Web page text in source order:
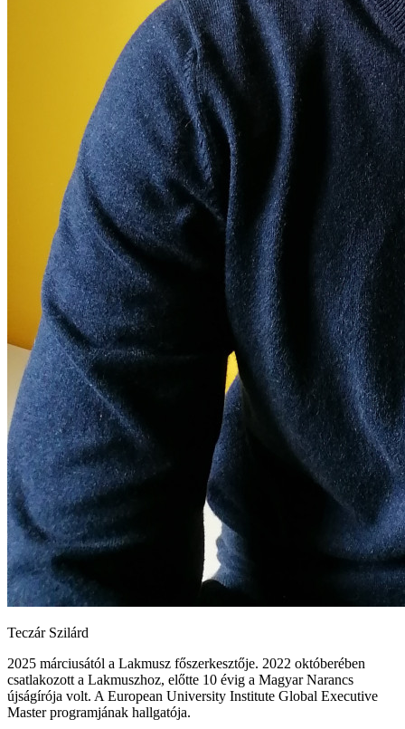
Teczár Szilárd
2025 márciusától a Lakmusz főszerkesztője. 2022 októberében
csatlakozott a Lakmuszhoz, előtte 10 évig a Magyar Narancs
újságírója volt. A European University Institute Global Executive
Master programjának hallgatója.